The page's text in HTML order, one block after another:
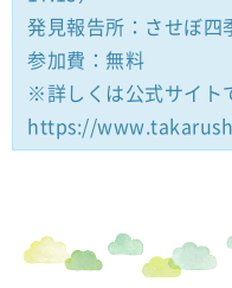
発見報告所：させぼ四
参加費：無料
※詳しくは公式サイト
https://